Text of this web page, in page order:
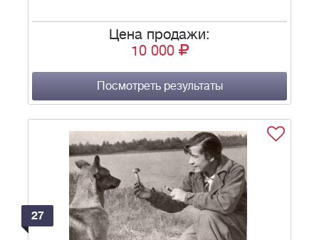
Цена продажи:
10 000
Посмотреть результаты
27